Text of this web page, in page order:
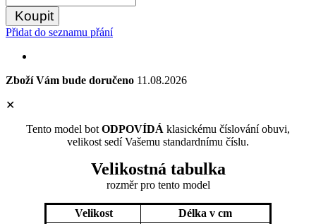
Koupit
Přidat do seznamu přání
Zboží Vám bude doručeno 11.08.2026
✕
Tento model bot ODPOVÍDÁ klasickému číslování obuvi,
velikost sedí Vašemu standardnímu číslu.
Velikostná tabulka
rozměrpro tento model
Velikost
Délka v cm